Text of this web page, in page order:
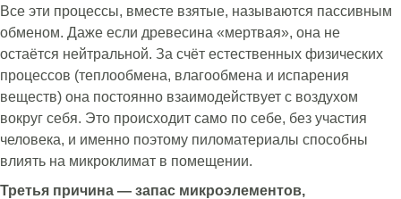
Все эти процессы, вместе взятые, называются пассивным
обменом. Даже если древесина «мертвая», она не
остаётся нейтральной. За счёт естественных физических
процессов (теплообмена, влагообмена и испарения
веществ) она постоянно взаимодействует с воздухом
вокруг себя. Это происходит само по себе, без участия
человека, и именно поэтому пиломатериалы способны
влиять на микроклимат в помещении.
Третья причина — запас микроэлементов,